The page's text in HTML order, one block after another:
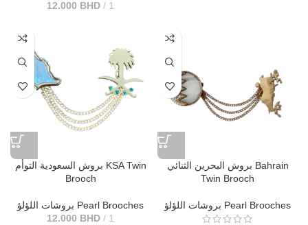
12.000 BHD 1
بروش السعودية التوأم KSA Twin
Brooch
بروشات اللؤلؤ Pearl Brooches
12.000 BHD 1
بروش البحرين الثنائي Bahrain
Twin Brooch
بروشات اللؤلؤ Pearl Brooches